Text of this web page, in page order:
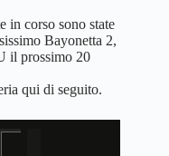
in corso sono state
Bayonetta 2,
il prossimo 20
qui di seguito.